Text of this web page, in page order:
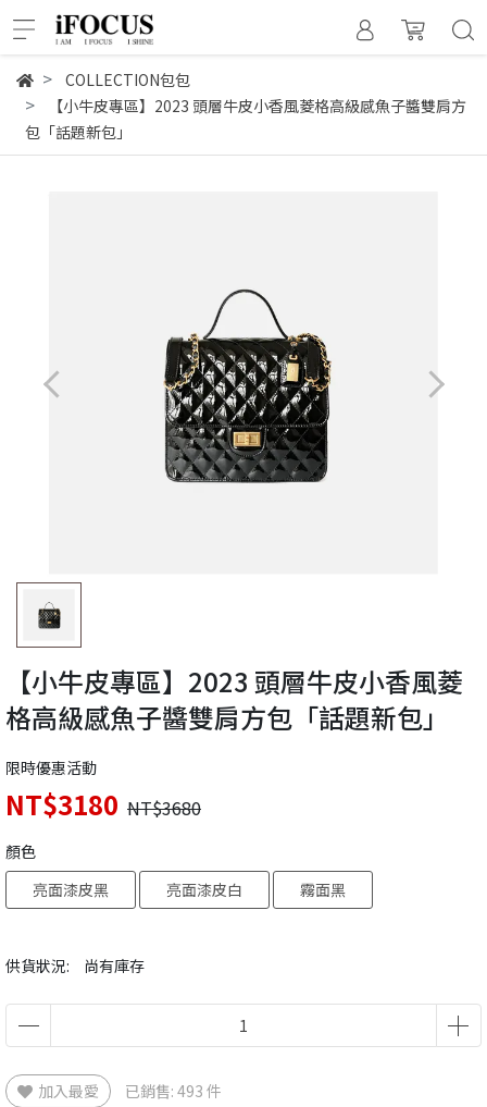
COLLECTION包包
【小牛皮專區】2023 頭層牛皮小香風菱格高級感魚子醬雙肩方
包「話題新包」
【小牛皮專區】2023 頭層牛皮小香風菱
格高級感魚子醬雙肩方包「話題新包」
限時優惠活動
NT$3180 NT$3680
供貨狀況: 尚有庫存
顏色
亮面漆皮黑
亮面漆皮白 霧面黑
加入最愛
已銷售: 493 件